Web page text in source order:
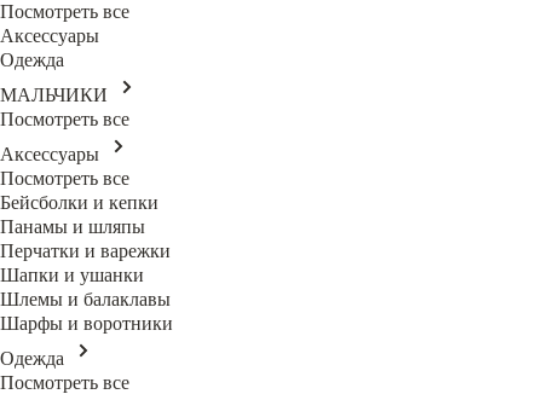
Посмотреть все
Аксессуары
Одежда
МАЛЬЧИКИ
Посмотреть все
Аксессуары
Посмотреть все
Бейсболки и кепки
Панамы и шляпы
Перчатки и варежки
Шапки и ушанки
Шлемы и балаклавы
Шарфы и воротники
Одежда
Посмотреть все